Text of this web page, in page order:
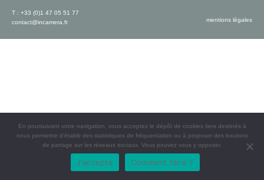
T : +33 (0)1 47 05 51 77
contact@incamera.fr
mentions légales
En poursuivant votre navigation, vous acceptez le dépôt de cookies tiers destinés à
nous permettre d’établir des statistiques de fréquentation ou à proposer des boutons
de partage sur les réseaux sociaux. Vous pouvez vous y opposer.
J'accepte Comment faire ?